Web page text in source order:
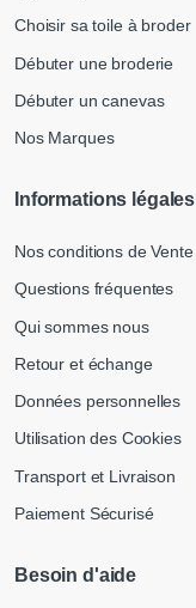
Choisir sa toile à broder
Débuter une broderie
Débuter un canevas
Nos Marques
Informations légales
Nos conditions de Vente
Questions fréquentes
Qui sommes nous
Retour et échange
Données personnelles
Utilisation des Cookies
Transport et Livraison
Paiement Sécurisé
Besoin d'aide